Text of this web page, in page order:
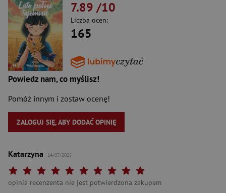
7.89 /10
Liczba ocen:
165
Powiedz nam, co myślisz!
Pomóż innym i zostaw ocenę!
ZALOGUJ SIĘ, ABY DODAĆ OPINIĘ
Katarzyna 14/07/2025
Twoja ocena: Arcydzieło
Twoja ocena: Wybitna 9/10"
Twoja ocena: Rewelacyjna 8/10"
Twoja ocena: Bardzo dobra 7/10"
Twoja ocena: Dobra 6/10"
Twoja ocena: Przeciętna 5/10"
Twoja ocena: Może być 4/10"
Twoja ocena: Słaba 3/10"
Twoja ocena: Bardzo słaba 2/10"
Twoja ocena: Beznadziejna 1/10"
opinia recenzenta nie jest potwierdzona zakupem